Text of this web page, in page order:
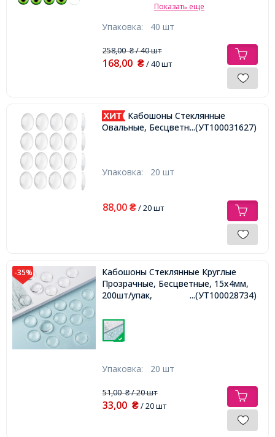
Показать еще
Упаковка: 40 шт
258,00₴/ 40 шт
168,00 ₴/ 40 шт
Кабошоны Стеклянные
Овальные, Бесцветные, 25х18х5мм,
...(УТ100031627)
Упаковка: 20 шт
88,00 ₴/ 20 шт
-35%
Кабошоны Стеклянные Круглые
Прозрачные, Бесцветные, 15х4мм,
200шт/упак,
...(УТ100028734)
Упаковка: 20 шт
51,00₴/ 20 шт
33,00 ₴/ 20 шт